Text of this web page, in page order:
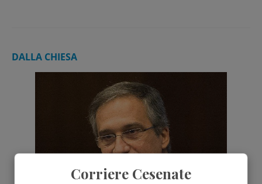
DALLA CHIESA
Corriere Cesenate